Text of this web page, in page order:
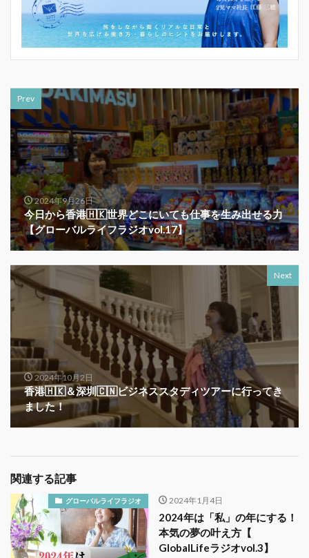
Prev
2024年9月26日
今日から香港🇭🇰世界どこにいても仕事を生み出せる力
【グローバルライフラジオvol.17】
Next
2024年10月2日
香港🇭🇰＆深圳🇨🇳ビジネススタディツアーに行ってき
ました！
関連する記事
グローバルライフラジオ 2024年1月4日
2024年は「私」の年にする！
本気の夢の叶え方【
GlobalLifeラジオvol.3】